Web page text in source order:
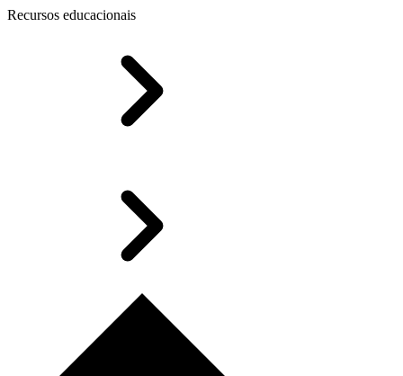
Recursos educacionais